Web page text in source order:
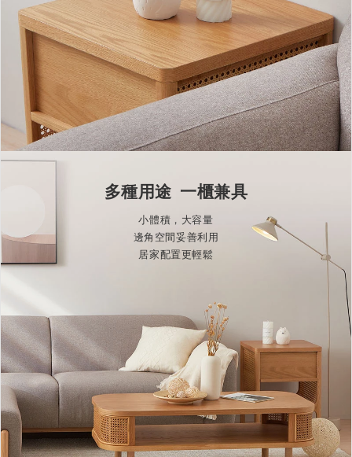
多種用途 一櫃兼具
小體積，大容量
邊角空間妥善利用
居家配置更輕鬆